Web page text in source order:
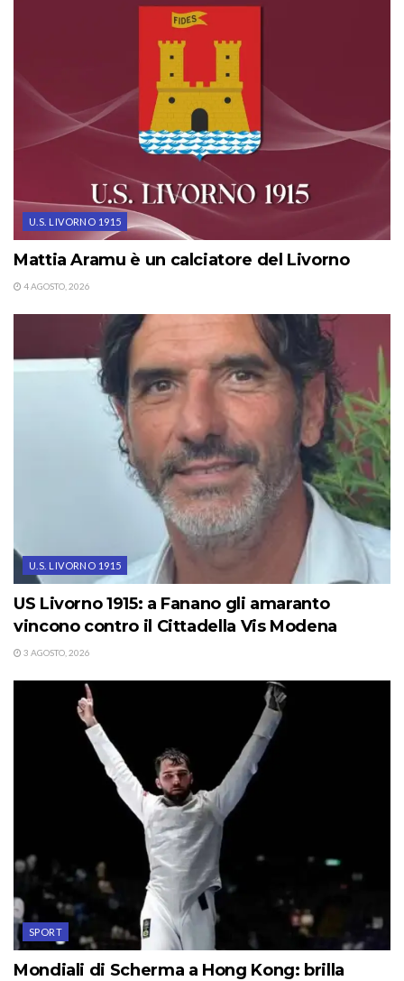
U.S. LIVORNO 1915
Mattia Aramu è un calciatore del Livorno
4 AGOSTO, 2026
U.S. LIVORNO 1915
US Livorno 1915: a Fanano gli amaranto
vincono contro il Cittadella Vis Modena
3 AGOSTO, 2026
SPORT
Mondiali di Scherma a Hong Kong: brilla